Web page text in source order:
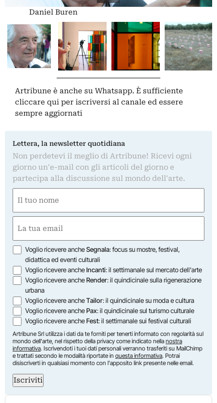
Daniel Buren
Artribune è anche su Whatsapp. È sufficiente
cliccare qui per iscriversi al canale ed essere
sempre aggiornati
Lettera, la newsletter quotidiana
Non perdetevi il meglio di Artribune! Ricevi ogni
giorno un'e-mail con gli articoli del giorno e
partecipa alla discussione sul mondo dell'arte.
(Obbligatorio)
Nome
(Obbligatorio)
Opzioni
Voglio ricevere ancheSegnala: focus su mostre, festival,
didattica ed eventi culturali
Voglio ricevere ancheIncanti: il settimanale sul mercato dell'arte
Voglio ricevere ancheRender: il quindicinale sulla rigenerazione
urbana
Voglio ricevere ancheTailor: il quindicinale su moda e cultura
Voglio ricevere anchePax: il quindicinale sul turismo culturale
Voglio ricevere ancheFest: il settimanale sui festival culturali
Artribune Srl utilizza i dati da te forniti per tenerti informato con regolarità sul
mondo dell'arte, nel rispetto della privacy come indicato nella nostra
informativa. Iscrivendoti i tuoi dati personali verranno trasferiti su MailChimp
e trattati secondo le modalità riportate in questa informativa. Potrai
disiscriverti in qualsiasi momento con l'apposito link presente nelle email.
Iscriviti